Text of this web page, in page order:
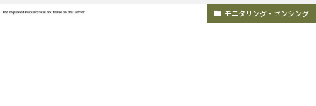
モニタリング・センシング